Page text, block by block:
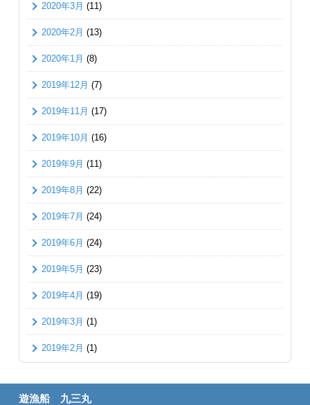
2020年3月 (11)
2020年2月 (13)
2020年1月 (8)
2019年12月 (7)
2019年11月 (17)
2019年10月 (16)
2019年9月 (11)
2019年8月 (22)
2019年7月 (24)
2019年6月 (24)
2019年5月 (23)
2019年4月 (19)
2019年3月 (1)
2019年2月 (1)
遊漁船 九三丸